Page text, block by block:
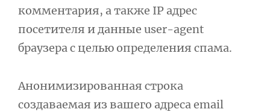
комментария, а также IP адрес
посетителя и данные user-agent
браузера с целью определения спама.
Анонимизированная строка
создаваемая из вашего адреса email